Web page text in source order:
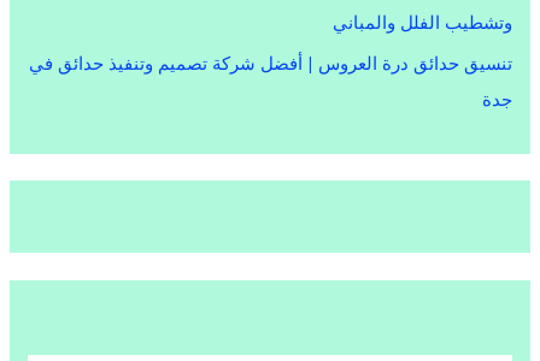
وتشطيب الفلل والمباني
تنسيق حدائق درة العروس | أفضل شركة تصميم وتنفيذ حدائق في
جدة